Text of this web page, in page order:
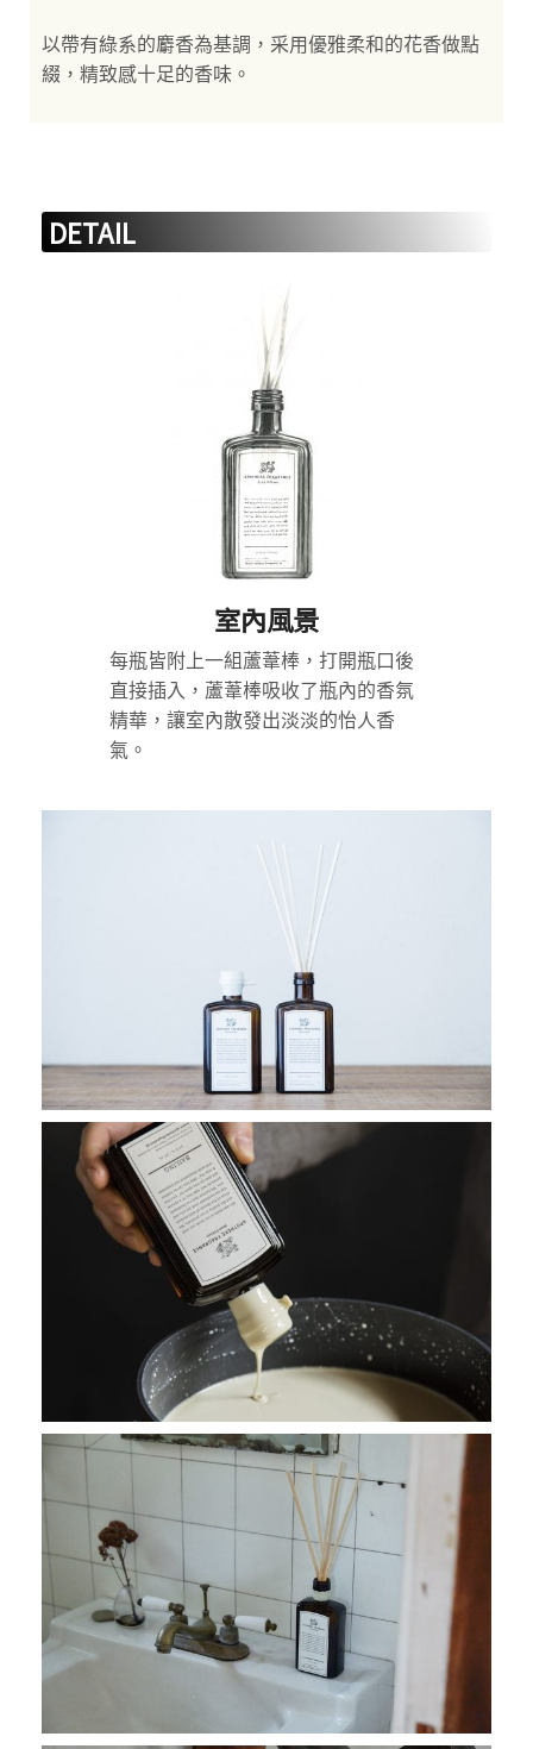
以帶有綠系的麝香為基調，采用優雅柔和的花香做點
綴，精致感十足的香味。
DETAIL
室內風景
每瓶皆附上一組蘆葦棒，打開瓶口後
直接插入，蘆葦棒吸收了瓶內的香氛
精華，讓室內散發出淡淡的怡人香
氣。